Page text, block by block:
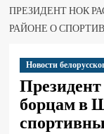
ПРЕЗИДЕНТ НОК
РАЙОНЕ О
Новости
борцам в